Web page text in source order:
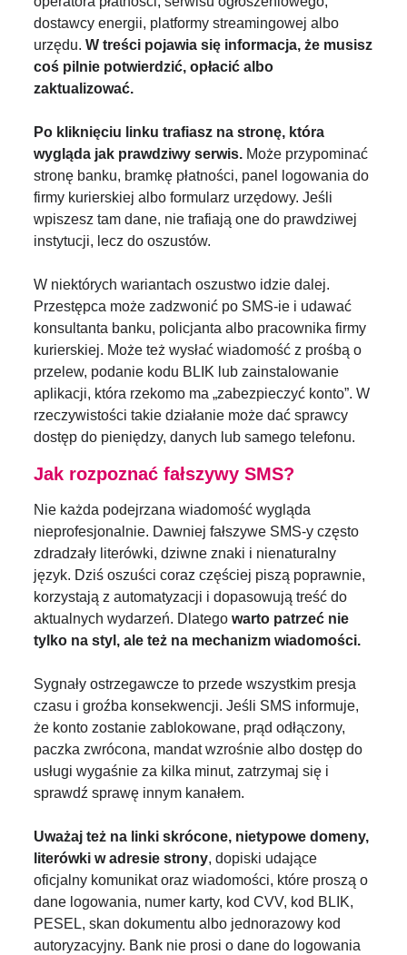
dostawcy energii, platformy streamingowej albo
urzędu. W treści pojawia się informacja, że musisz
coś pilnie potwierdzić, opłacić albo
zaktualizować.
Po kliknięciu linku trafiasz na stronę, która
wygląda jak prawdziwy serwis. Może przypominać
stronę banku, bramkę płatności, panel logowania do
firmy kurierskiej albo formularz urzędowy. Jeśli
wpiszesz tam dane, nie trafiają one do prawdziwej
instytucji, lecz do oszustów.
W niektórych wariantach oszustwo idzie dalej.
Przestępca może zadzwonić po SMS-ie i udawać
konsultanta banku, policjanta albo pracownika firmy
kurierskiej. Może też wysłać wiadomość z prośbą o
przelew, podanie kodu BLIK lub zainstalowanie
aplikacji, która rzekomo ma „zabezpieczyć konto”. W
rzeczywistości takie działanie może dać sprawcy
dostęp do pieniędzy, danych lub samego telefonu.
Jak rozpoznać fałszywy SMS?
Nie każda podejrzana wiadomość wygląda
nieprofesjonalnie. Dawniej fałszywe SMS-y często
zdradzały literówki, dziwne znaki i nienaturalny
język. Dziś oszuści coraz częściej piszą poprawnie,
korzystają z automatyzacji i dopasowują treść do
aktualnych wydarzeń. Dlategowarto patrzeć nie
tylko na styl, ale też na mechanizm wiadomości.
Sygnały ostrzegawcze to przede wszystkim presja
czasu i groźba konsekwencji. Jeśli SMS informuje,
że konto zostanie zablokowane, prąd odłączony,
paczka zwrócona, mandat wzrośnie albo dostęp do
usługi wygaśnie za kilka minut, zatrzymaj się i
sprawdź sprawę innym kanałem.
Uważaj też na linki skrócone, nietypowe domeny,
literówki w adresie strony, dopiski udające
oficjalny komunikat oraz wiadomości, które proszą o
dane logowania, numer karty, kod CVV, kod BLIK,
PESEL, skan dokumentu albo jednorazowy kod
autoryzacyjny. Bank nie prosi o dane do logowania